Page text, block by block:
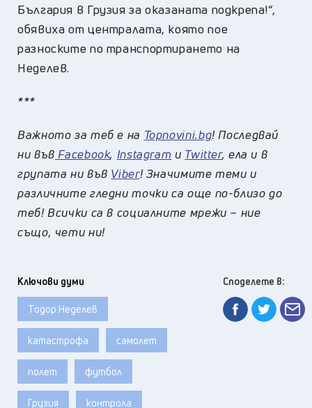
България в Грузия за оказаната подкрепа!“,
обявиха от централата, която пое
разноските по транспортирането на
Неделев.
***
Важното за теб е на Topnovini.bg! Последвай
ни във Facebook, Instagram и Twitter, ела и в
групата ни във Viber! Значимите теми и
различните гледни точки са още по-близо до
теб! Всички са в социалните мрежи – ние
също, чети ни!
Ключови думи
Тодор Неделев
катастрофа самолет
полет футбол
Грузия контрола
Споделете в: